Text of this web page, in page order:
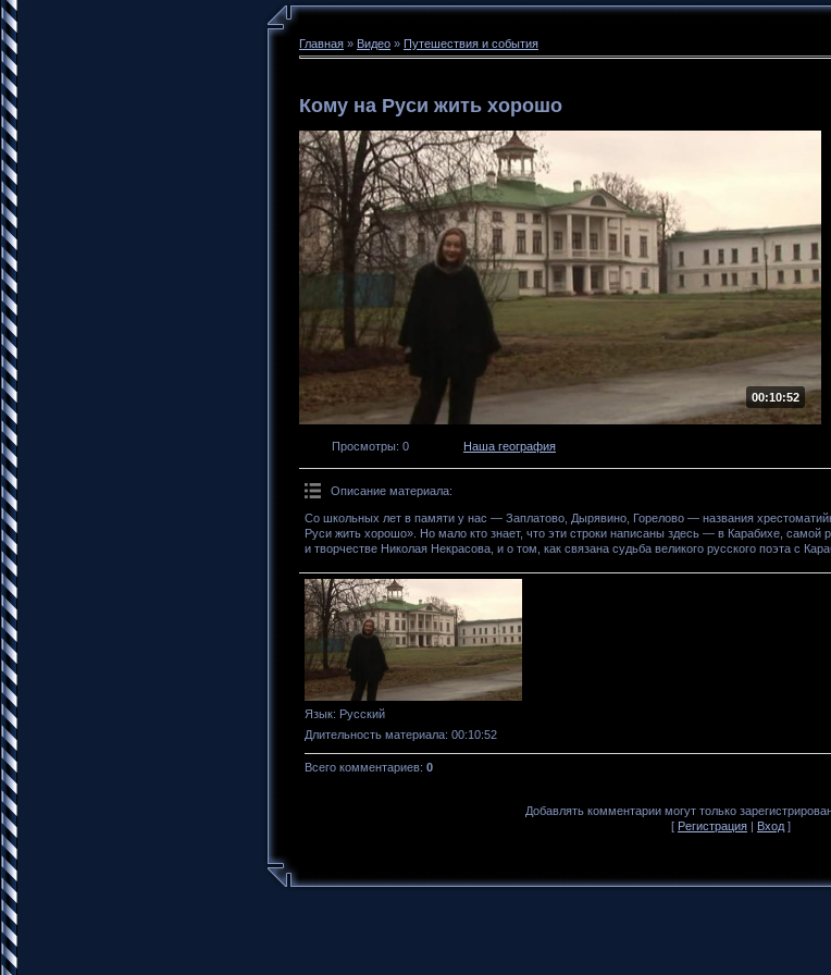
Главная » Видео » Путешествия и события
Кому на Руси жить хорошо
00:10:52
Просмотры: 0 Наша география
Описание материала:
Со школьных лет в памяти у нас — Заплатово, Дырявино, Горелово — названия
Руси жить хорошо». Но мало кто знает, что эти строки написаны здесь — в Карабихе,
и творчестве Николая Некрасова, и о том, как связана судьба великого русского поэта с
Язык: Русский
Длительность материала: 00:10:52
Всего комментариев: 0
Добавлять комментарии могут только
[ Регистрация | Вход ]